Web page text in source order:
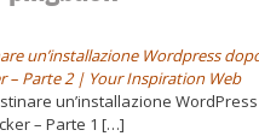
un’installazione Wordpress
– Parte 2 | Your Inspiration Web
un’installazione
– Parte 1 […]